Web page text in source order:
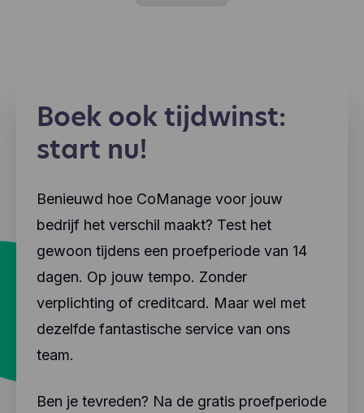
Boek ook tijdwinst:
start nu!
Benieuwd hoe CoManage voor jouw
bedrijf het verschil maakt? Test het
gewoon tijdens een proefperiode van 14
dagen. Op jouw tempo. Zonder
verplichting of creditcard. Maar wel met
dezelfde fantastische service van ons
team.
Ben je tevreden? Na de gratis proefperiode